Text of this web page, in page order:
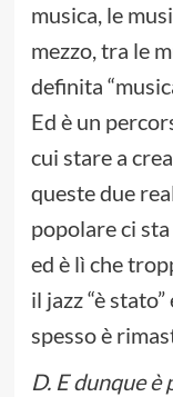
musica, le
mezzo, tra le
definita
Ed è un
cui stare a
queste due
popolare ci
ed è lì che
il jazz “è
spesso è
D. E dunque è